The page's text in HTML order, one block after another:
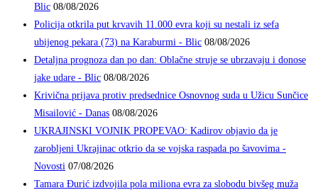
Blic 08/08/2026
Policija otkrila put krvavih 11.000 evra koji su nestali iz sefa
ubijenog pekara (73) na Karaburmi - Blic 08/08/2026
Detaljna prognoza dan po dan: Oblačne struje se ubrzavaju i donose
jake udare - Blic 08/08/2026
Krivična prijava protiv predsednice Osnovnog suda u Užicu Sunčice
Misailović - Danas 08/08/2026
UKRAJINSKI VOJNIK PROPEVAO: Kadirov objavio da je
zarobljeni Ukrajinac otkrio da se vojska raspada po šavovima -
Novosti 07/08/2026
Tamara Đurić izdvojila pola miliona evra za slobodu bivšeg muža